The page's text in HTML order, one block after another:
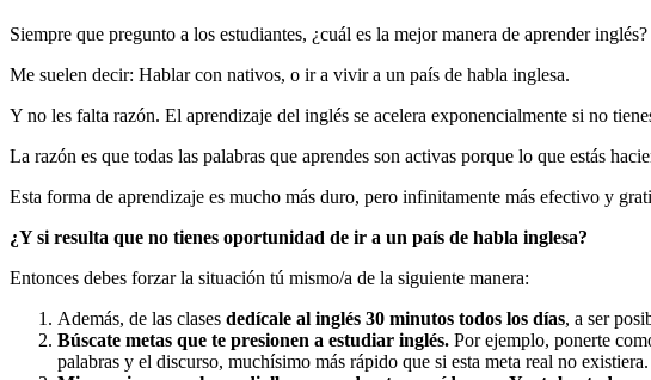
Siempre que pregunto a los estudiantes, ¿cuál es la mejor manera de aprender inglés?
Me suelen decir: Hablar con nativos, o ir a vivir a un país de habla inglesa.
Y no les falta razón. El aprendizaje del inglés se acelera exponencialmente si no
La razón es que todas las palabras que aprendes son activas porque lo que estás
Esta forma de aprendizaje es mucho más duro, pero infinitamente más efectivo y
¿Y si resulta que no tienes oportunidad de ir a un país de habla inglesa?
Entonces debes forzar la situación tú mismo/a de la siguiente manera:
Además, de las clases dedícale al inglés 30 minutos todos los días, a ser
Búscate metas que te presionen a estudiar inglés. Por ejemplo, ponerte
palabras y el discurso, muchísimo más rápido que si esta meta real no